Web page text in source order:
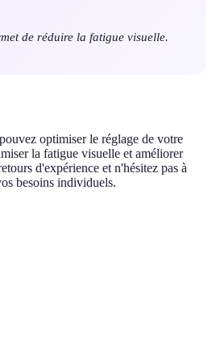
de réduire la fatigue visuelle.
optimiser le réglage de votre
la fatigue visuelle et améliorer
d'expérience et n'hésitez pas à
besoins individuels.